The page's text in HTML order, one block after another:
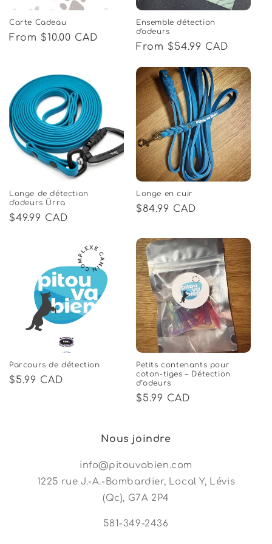
o
n
Carte Cadeau
Regular
From $10.00 CAD
Ensemble détection
d'odeurs
Regular
From $54.99 CAD
Longe de détection
d'odeurs Ürra
Regular
$49.99 CAD
Longe en cuir
Regular
$84.99 CAD
Parcours de détection
Regular
$5.99 CAD
Petits contenants pour
coton-tiges – Détection
d’odeurs
Regular
$5.99 CAD
Nous joindre
info@pitouvabien.com
1225 rue J.-A.-Bombardier, Local Y, Lévis
(Qc), G7A 2P4
581-349-2436